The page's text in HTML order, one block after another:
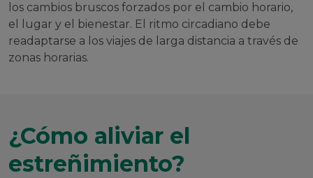
los cambios bruscos forzados por el cambio horario,
el lugar y el bienestar. El ritmo circadiano debe
readaptarse a los viajes de larga distancia a través de
zonas horarias.
¿Cómo aliviar el
estreñimiento?